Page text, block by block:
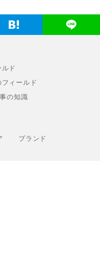
ド
フィールド
の知識
ブランド